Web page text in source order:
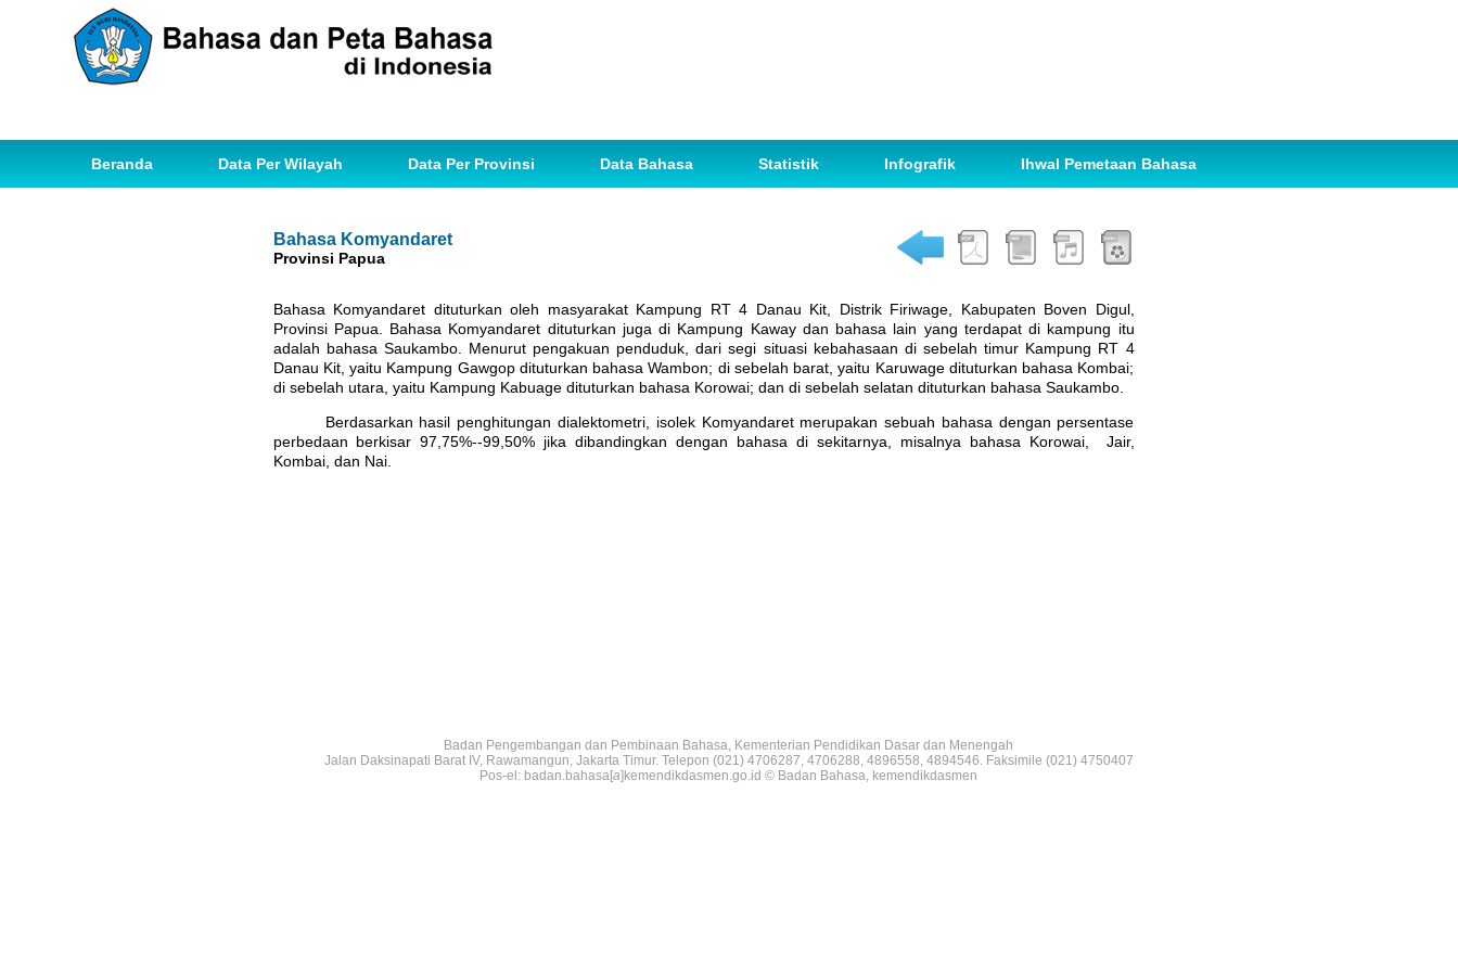
Beranda Data Per Wilayah Data Per Provinsi Data Bahasa Statistik Infografik Ihwal Pemetaan Bahasa
Bahasa Komyandaret
Provinsi Papua
Bahasa Komyandaret dituturkan oleh masyarakat Kampung RT 4 Danau Kit, Distrik Firiwage, Kabupaten Boven Digul,
Provinsi Papua. Bahasa Komyandaret dituturkan juga di Kampung Kaway dan bahasa lain yang terdapat di kampung itu
adalah bahasa Saukambo. Menurut pengakuan penduduk, dari segi situasi kebahasaan di sebelah timur Kampung RT 4
Danau Kit, yaitu Kampung Gawgop dituturkan bahasa Wambon; di sebelah barat, yaitu Karuwage dituturkan bahasa Kombai;
di sebelah utara, yaitu Kampung Kabuage dituturkan bahasa Korowai; dan di sebelah selatan dituturkan bahasa Saukambo.
Berdasarkan hasil penghitungan dialektometri, isolek Komyandaret merupakan sebuah bahasa dengan persentase
perbedaan berkisar 97,75%--99,50% jika dibandingkan dengan bahasa di sekitarnya, misalnya bahasa Korowai, Jair,
Kombai, dan Nai.
Badan Pengembangan dan Pembinaan Bahasa, Kementerian Pendidikan Dasar dan Menengah
Jalan Daksinapati Barat IV, Rawamangun, Jakarta Timur. Telepon (021) 4706287, 4706288, 4896558, 4894546. Faksimile (021) 4750407
Pos-el: badan.bahasa[a]kemendikdasmen.go.id © Badan Bahasa, kemendikdasmen